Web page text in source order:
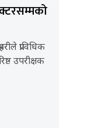
प्राविधिक
उपरीक्षक